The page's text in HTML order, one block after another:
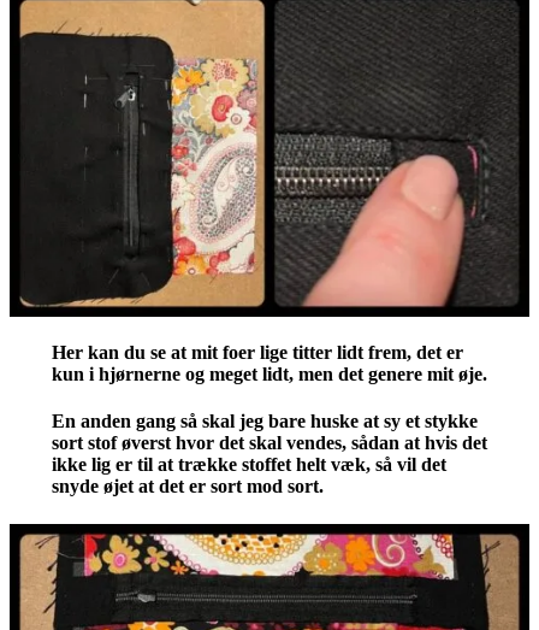
Her kan du se at mit foer lige titter lidt frem, det er
kun i hjørnerne og meget lidt, men det genere mit øje.
En anden gang så skal jeg bare huske at sy et stykke
sort stof øverst hvor det skal vendes, sådan at hvis det
ikke lig er til at trække stoffet helt væk, så vil det
snyde øjet at det er sort mod sort.